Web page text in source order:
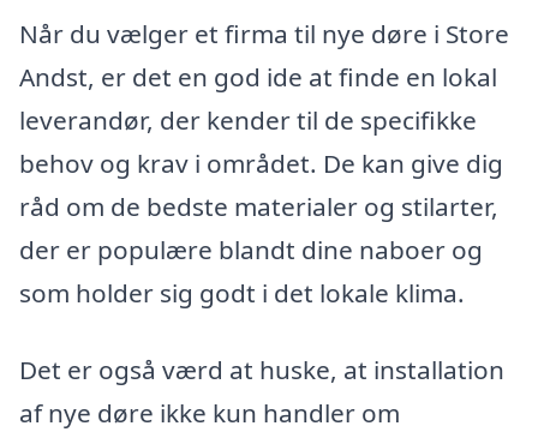
Når du vælger et firma til nye døre i Store
Andst, er det en god ide at finde en lokal
leverandør, der kender til de specifikke
behov og krav i området. De kan give dig
råd om de bedste materialer og stilarter,
der er populære blandt dine naboer og
som holder sig godt i det lokale klima.
Det er også værd at huske, at installation
af nye døre ikke kun handler om